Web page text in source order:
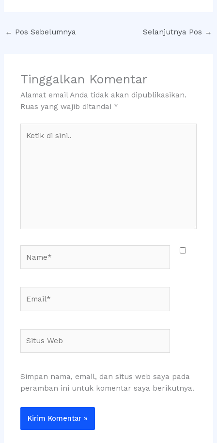
← Pos Sebelumnya Selanjutnya Pos →
Tinggalkan Komentar
Alamat email Anda tidak akan dipublikasikan.
Ruas yang wajib ditandai *
Web
Simpan nama, email, dan situs web saya pada
peramban ini untuk komentar saya berikutnya.